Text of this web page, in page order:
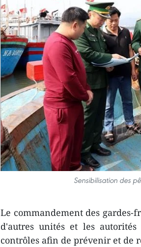
Sensibilisation des
Le commandement des gardes-
d'autres unités et les
contrôles afin de prévenir et de